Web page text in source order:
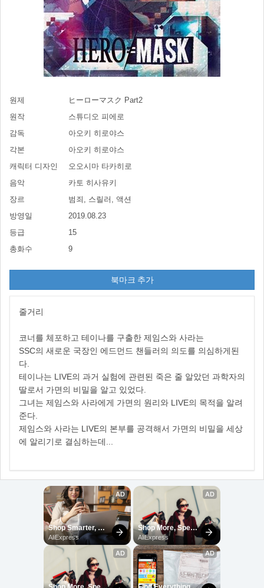
원제
ヒーローマスク Part2
원작
스튜디오 피에로
감독
아오키 히로야스
각본
아오키 히로야스
캐릭터 디자인
오오시마 타카히로
음악
카토 히사유키
장르
범죄, 스릴러, 액션
방영일
2019.08.23
등급
15
총화수
9
북마크 추가
줄거리
코너를 체포하고 테이나를 구출한 제임스와 사라는
SSC의 새로운 국장인 에드먼드 챈들러의 의도를 의심하게된
다.
테이나는 LIVE의 과거 실험에 관련된 죽은 줄 알았던 과학자의
딸로서 가면의 비밀을 알고 있었다.
그녀는 제임스와 사라에게 가면의 원리와 LIVE의 목적을 알려
준다.
제임스와 사라는 LIVE의 본부를 공격해서 가면의 비밀을 세상
에 알리기로 결심하는데...